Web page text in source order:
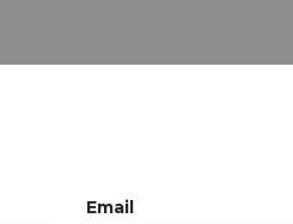
Email